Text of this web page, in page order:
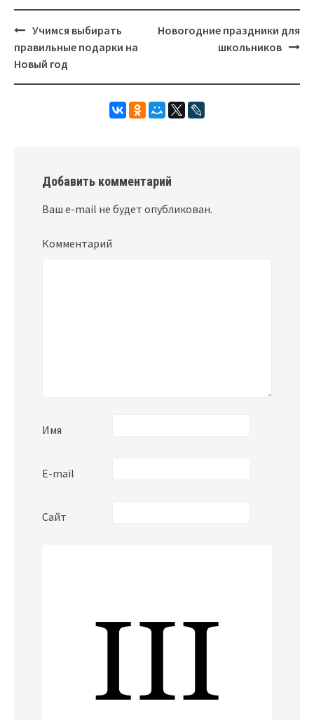
Post
navigation
Учимся выбирать
правильные подарки на
Новый год
Новогодние праздники для
школьников
Добавить комментарий
Ваш e-mail не будет опубликован.
Комментарий
Имя
E-mail
Сайт